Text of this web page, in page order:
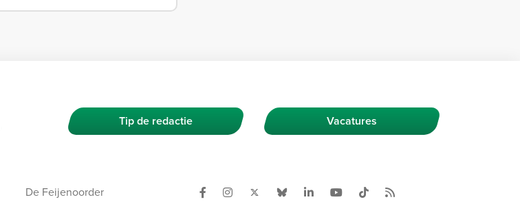
Tip de redactie Vacatures
De Feijenoorder